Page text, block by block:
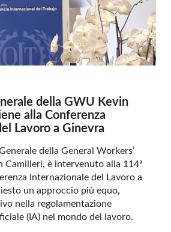
della GWU Kevin
alla Conferenza
Lavoro a Ginevra
della General Workers’
Camilleri, è intervenuto alla 114ª
Internazionale del Lavoro a
un approccio più equo,
nella regolamentazione
(IA) nel mondo del lavoro.